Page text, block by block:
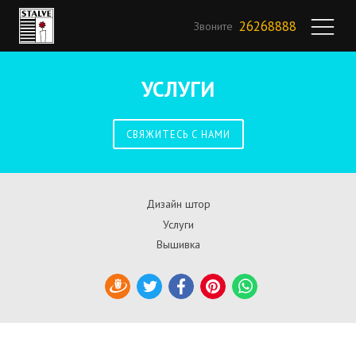
Звоните 26268888
УСЛУГИ
СВЯЖИТЕСЬ С НАМИ
Дизайн штор
Услуги
Вышивка
DraugiemTwitterFacebookPinterestWhatsApp